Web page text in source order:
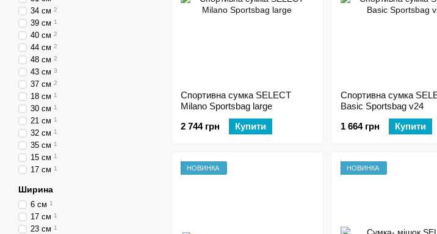
Cпортивна сумка SELECT
Milano Sportsbag large
2 744 грн
Купити
Спортивна сумка
Basic Sportsbag v24
1 664 грн
Купити
НОВИНКА НОВИНКА
34 см 2
39 см 1
40 см 2
44 см 2
48 см 2
43 см 3
37 см 2
18 см 1
30 см 1
21 см 1
32 см 1
35 см 1
15 см 1
17 см 1
Ширина
6 см 1
17 см 1
23 см 1